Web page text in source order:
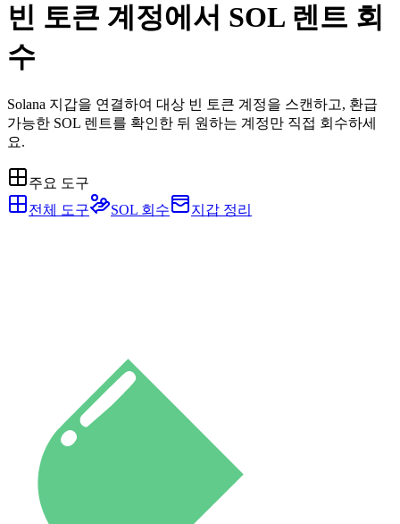
빈 토큰 계정에서 SOL 렌트 회
수
Solana 지갑을 연결하여 대상 빈 토큰 계정을 스캔하고, 환급
가능한 SOL 렌트를 확인한 뒤 원하는 계정만 직접 회수하세
요.
주요 도구
전체 도구
SOL 회수 지갑 정리